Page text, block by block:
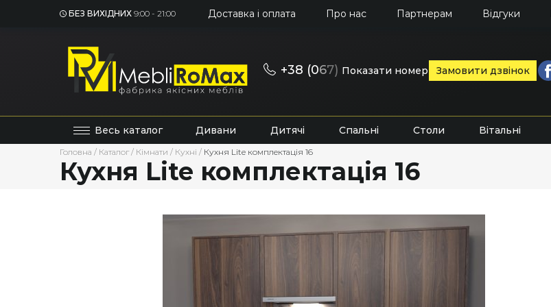
БЕЗ ВИХІДНИХ 9:00 - 21:00 Доставка і оплата Про нас Партнерам Відгуки
+38 (067) Показати номер Замовити дзвінок
Весь каталог Дивани Дитячі Спальні Столи Вітальні
Головна / Каталог / Кімнати / Кухні / Кухня Lite комплектація 16
Кухня Lite комплектація 16